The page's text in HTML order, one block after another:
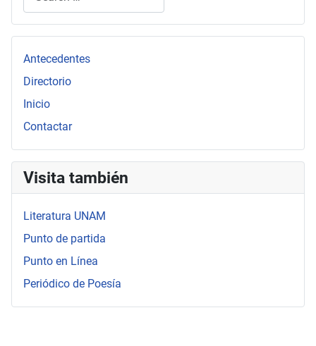
Antecedentes
Directorio
Inicio
Contactar
Visita también
Literatura UNAM
Punto de partida
Punto en Línea
Periódico de Poesía